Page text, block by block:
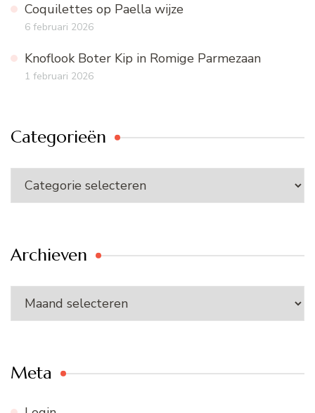
Coquilettes op Paella wijze
6 februari 2026
Knoflook Boter Kip in Romige Parmezaan
1 februari 2026
Categorieën
Categorieën
Archieven
Archieven
Meta